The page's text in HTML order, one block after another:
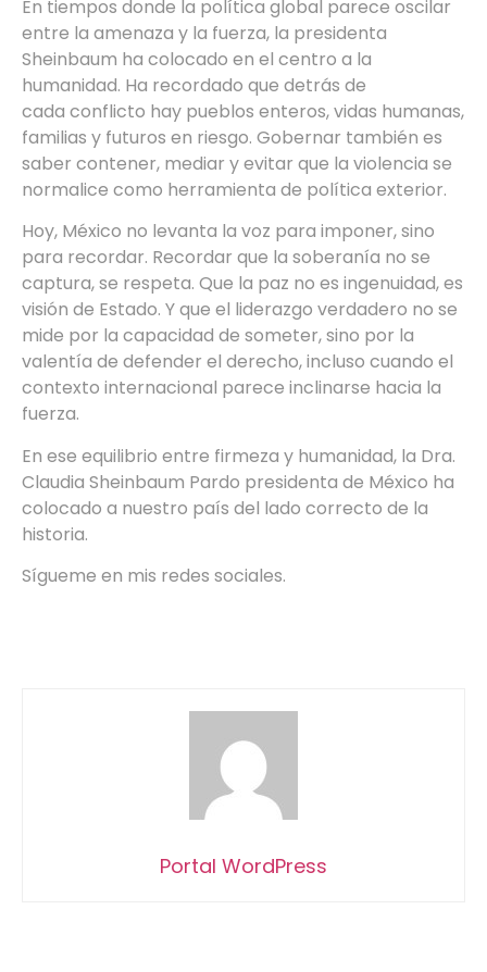
En tiempos donde la política global parece oscilar
entre la amenaza y la fuerza, la presidenta
Sheinbaum ha colocado en el centro a la
humanidad. Ha recordado que detrás de
cada conflicto hay pueblos enteros, vidas humanas,
familias y futuros en riesgo. Gobernar también es
saber contener, mediar y evitar que la violencia se
normalice como herramienta de política exterior.
Hoy, México no levanta la voz para imponer, sino
para recordar. Recordar que la soberanía no se
captura, se respeta. Que la paz no es ingenuidad, es
visión de Estado. Y que el liderazgo verdadero no se
mide por la capacidad de someter, sino por la
valentía de defender el derecho, incluso cuando el
contexto internacional parece inclinarse hacia la
fuerza.
En ese equilibrio entre firmeza y humanidad, la Dra.
Claudia Sheinbaum Pardo presidenta de México ha
colocado a nuestro país del lado correcto de la
historia.
Sígueme en mis redes sociales.
Portal WordPress